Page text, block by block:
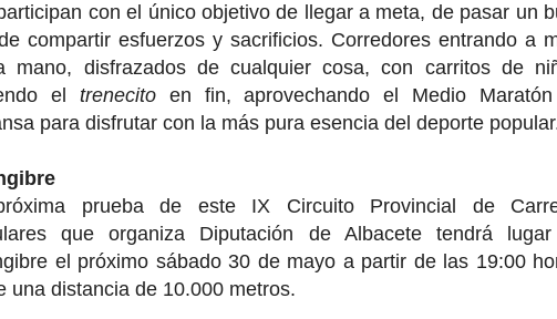
con el único objetivo de llegar a meta, de pasar un
compartir esfuerzos y sacrificios. Corredores entrando a
mano, disfrazados de cualquier cosa, con carritos de
el trenecito en fin, aprovechando el Medio
para disfrutar con la más pura esencia del deporte
prueba de este IX Circuito Provincial de
que organiza Diputación de Albacete tendrá
el próximo sábado 30 de mayo a partir de las 19:00
una distancia de 10.000 metros.